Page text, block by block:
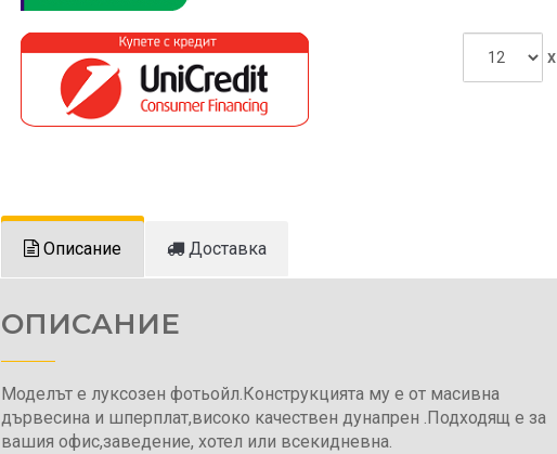
x
Описание Доставка
ОПИСАНИЕ
Моделът е луксозен фотьойл.Конструкцията му е от масивна
дървесина и шперплат,високо качествен дунапрен .Подходящ е за
вашия офис,заведение, хотел или всекидневна.